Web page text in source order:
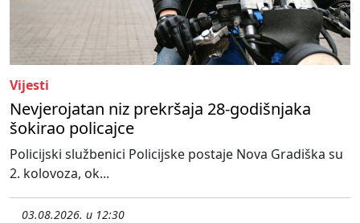
Vijesti
Nevjerojatan niz prekršaja 28-godišnjaka
šokirao policajce
Policijski službenici Policijske postaje Nova Gradiška su
2. kolovoza, ok...
03.08.2026. u 12:30